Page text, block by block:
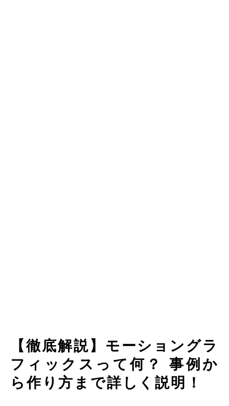
【徹底解説】モーショングラ
フィックスって何？ 事例か
ら作り方まで詳しく説明！